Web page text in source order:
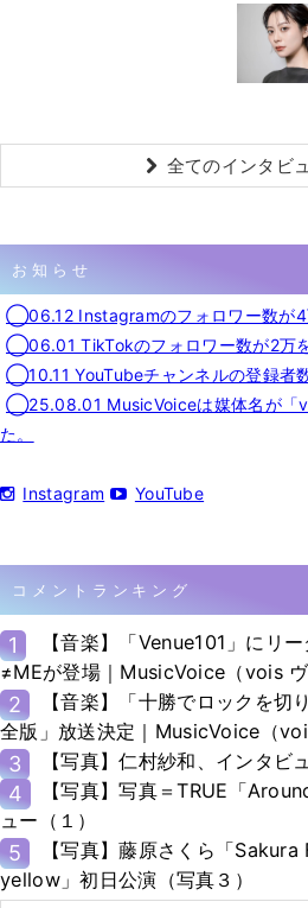
全てのインタビ
お知らせ
◯06.12 Instagramのフォロワー数が4
◯06.01 TikTokのフォロワー数が2万を
◯10.11 YouTubeチャンネルの登録者
◯25.08.01 MusicVoiceは媒体名が「
た。
Instagram YouTube
コメントランキング
1
【音楽】「Venue101」にリ
≠MEが登場｜MusicVoice（vois ヴ
2
【音楽】「十勝でロックを切
全版」放送決定｜MusicVoice（
3 【写真】仁村紗和、インタビ
4
【写真】写真＝TRUE「
ュー（１）
5
【写真】藤原さくら「
yellow」初日公演（写真３）